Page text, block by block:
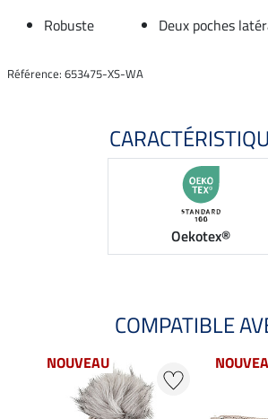
Robuste
Deux poches
Référence: 653475-XS-WA
Oekotex®
COMPATIBLE
NOUVEAU